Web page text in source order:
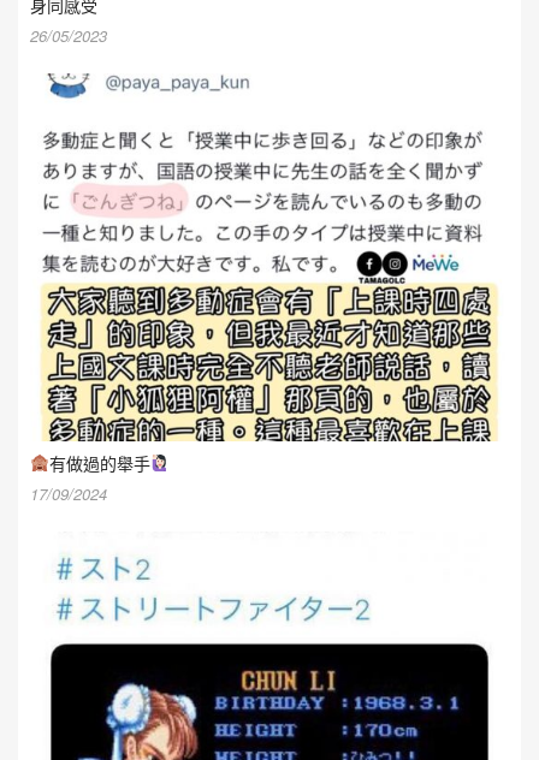
26/05/2023
有做過的舉手
17/09/2024